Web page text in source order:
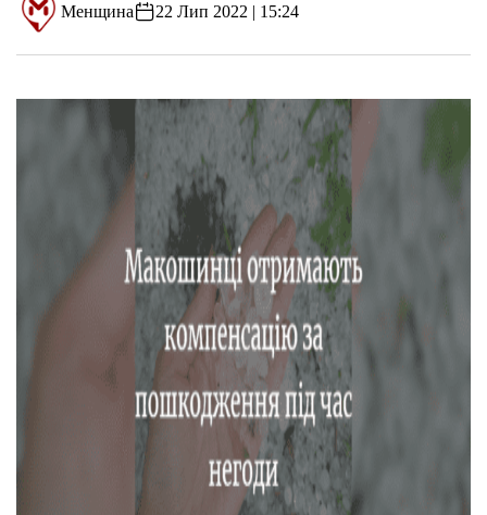
Менщина 22 Лип 2022 | 15:24